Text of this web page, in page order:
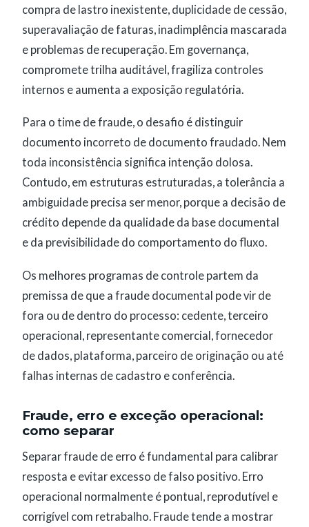
compra de lastro inexistente, duplicidade de cessão,
superavaliação de faturas, inadimplência mascarada
e problemas de recuperação. Em governança,
compromete trilha auditável, fragiliza controles
internos e aumenta a exposição regulatória.
Para o time de fraude, o desafio é distinguir
documento incorreto de documento fraudado. Nem
toda inconsistência significa intenção dolosa.
Contudo, em estruturas estruturadas, a tolerância a
ambiguidade precisa ser menor, porque a decisão de
crédito depende da qualidade da base documental
e da previsibilidade do comportamento do fluxo.
Os melhores programas de controle partem da
premissa de que a fraude documental pode vir de
fora ou de dentro do processo: cedente, terceiro
operacional, representante comercial, fornecedor
de dados, plataforma, parceiro de originação ou até
falhas internas de cadastro e conferência.
Fraude, erro e exceção operacional:
como separar
Separar fraude de erro é fundamental para calibrar
resposta e evitar excesso de falso positivo. Erro
operacional normalmente é pontual, reprodutível e
corrigível com retrabalho. Fraude tende a mostrar